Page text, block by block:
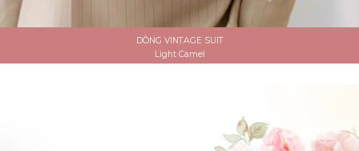
DÒNG VINTAGE SUIT
Light Camel
ĐẶT LỊCH HẸN